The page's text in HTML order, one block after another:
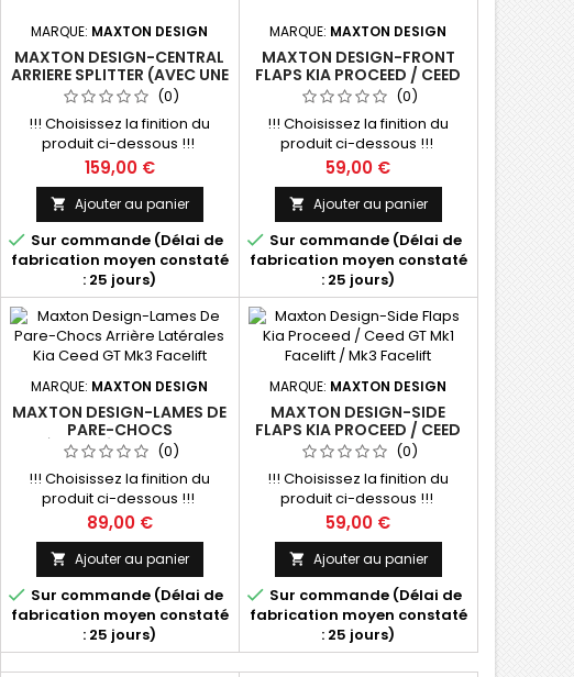
MARQUE: MAXTON DESIGN
MAXTON DESIGN-CENTRAL
ARRIERE SPLITTER (AVEC UNE
BARRE VERTICALE) KIA CEED
GT MK3 FACELIFT
(0)
!!! Choisissez la finition du
produit ci-dessous !!!
Prix
159,00 €
 Ajouter au panier
 Sur commande (Délai de
fabrication moyen constaté
: 25 jours)
MARQUE: MAXTON DESIGN
MAXTON DESIGN-FRONT
FLAPS KIA PROCEED / CEED
GT MK1 FACELIFT / MK3
FACELIFT
(0)
!!! Choisissez la finition du
produit ci-dessous !!!
Prix
59,00 €
 Ajouter au panier
 Sur commande (Délai de
fabrication moyen constaté
: 25 jours)
MARQUE: MAXTON DESIGN
MAXTON DESIGN-LAMES DE
PARE-CHOCS
ARRIÈRE LATÉRALES KIA CEED
GT MK3 FACELIFT
(0)
!!! Choisissez la finition du
produit ci-dessous !!!
Prix
89,00 €
 Ajouter au panier
 Sur commande (Délai de
fabrication moyen constaté
: 25 jours)
MARQUE: MAXTON DESIGN
MAXTON DESIGN-SIDE
FLAPS KIA PROCEED / CEED
GT MK1 FACELIFT / MK3
FACELIFT
(0)
!!! Choisissez la finition du
produit ci-dessous !!!
Prix
59,00 €
 Ajouter au panier
 Sur commande (Délai de
fabrication moyen constaté
: 25 jours)